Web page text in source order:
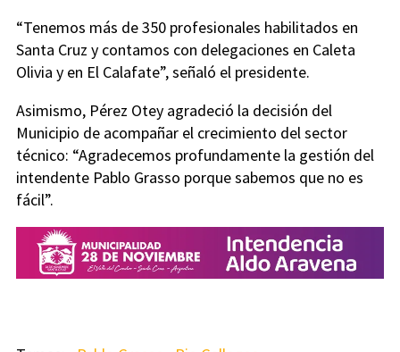
“Tenemos más de 350 profesionales habilitados en
Santa Cruz y contamos con delegaciones en Caleta
Olivia y en El Calafate”, señaló el presidente.
Asimismo, Pérez Otey agradeció la decisión del
Municipio de acompañar el crecimiento del sector
técnico: “Agradecemos profundamente la gestión del
intendente Pablo Grasso porque sabemos que no es
fácil”.